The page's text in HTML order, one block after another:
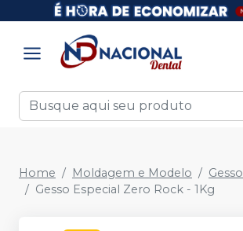
Home Moldagem e Modelo
Gesso
Gesso Especial Zero Rock - 1Kg